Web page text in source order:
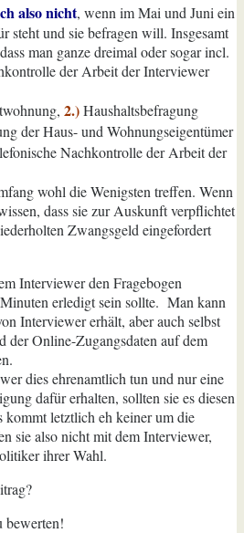
also nicht, wenn im Mai und Juni ein
steht und sie befragen will. Insgesamt
man ganze dreimal oder sogar incl.
der Arbeit der Interviewer
2.)Haushaltsbefragung
der Haus- und Wohnungseigentümer
Nachkontrolle der Arbeit der
wohl die Wenigsten treffen. Wenn
dass sie zur Auskunft verpflichtet
Zwangsgeld eingefordert
Interviewer den Fragebogen
erledigt sein sollte. Man kann
Interviewer erhält, aber auch selbst
der Online-Zugangsdaten auf dem
dies ehrenamtlich tun und nur eine
dafür erhalten, sollten sie es diesen
kommt letztlich eh keiner um die
sie also nicht mit dem Interviewer,
ihrer Wahl.
bewerten!